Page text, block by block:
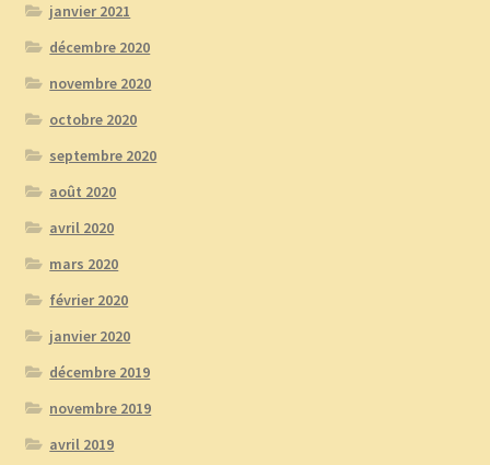
janvier 2021
décembre 2020
novembre 2020
octobre 2020
septembre 2020
août 2020
avril 2020
mars 2020
février 2020
janvier 2020
décembre 2019
novembre 2019
avril 2019